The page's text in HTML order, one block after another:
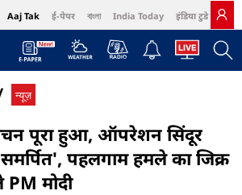
Aaj Tak ई-पेपर বাংলা India Today इंडिया टुडे हिंदी
Cosmopolitan Harper's Bazaar Northeast
न्यूज़
पूरा हुआ, ऑपरेशन सिंदूर
पहलगाम हमले का जिक्र
मोदी